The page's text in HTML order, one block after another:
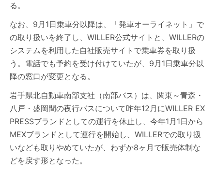
る。
なお、9月1日乗車分以降は、「発車オーライネット」で
の取り扱いを終了し、WILLER公式サイトと、WILLERの
システムを利用した自社販売サイトで乗車券を取り扱
う。電話でも予約を受け付けていたが、9月1日乗車分以
降の窓口が変更となる。
岩手県北自動車南部支社（南部バス）は、関東～青森・
八戸・盛岡間の夜行バスについて昨年12月にWILLER EX
PRESSブランドとしての運行を休止し、今年1月1日から
MEXブランドとして運行を開始し、WILLERでの取り扱
いなども取りやめていたが、わずか8ヶ月で販売体制な
どを戻す形となった。